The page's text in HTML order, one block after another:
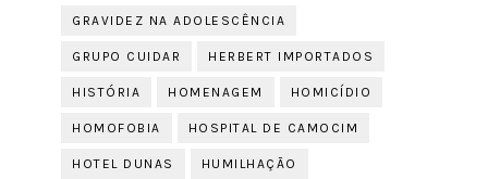
GRAVIDEZ NA ADOLESCÊNCIA
GRUPO CUIDAR HERBERT IMPORTADOS
HISTÓRIA HOMENAGEM HOMICÍDIO
HOMOFOBIA HOSPITAL DE CAMOCIM
HOTEL DUNAS HUMILHAÇÃO